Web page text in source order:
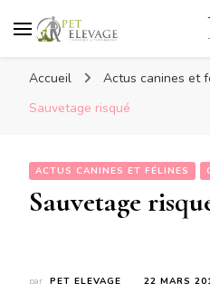
Accueil
Actus canines et
Sauvetage risqué
ACTUS CANINES ET FÉLINES
Sauvetage